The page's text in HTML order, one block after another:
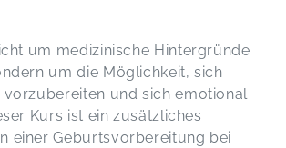
um medizinische Hintergründe
um die Möglichkeit, sich
und sich emotional
Kurs ist ein zusätzliches
einer Geburtsvorbereitung bei